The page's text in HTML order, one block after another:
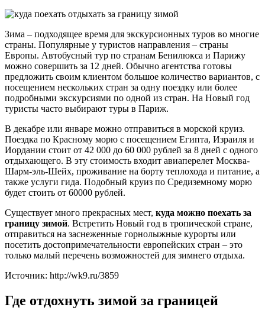
Зима – подходящее время для экскурсионных туров во многие
страны. Популярные у туристов направления – страны
Европы. Автобусный тур по странам Бенилюкса и Парижу
можно совершить за 12 дней. Обычно агентства готовы
предложить своим клиентом большое количество вариантов, с
посещением нескольких стран за одну поездку или более
подробными экскурсиями по одной из стран. На Новый год
туристы часто выбирают туры в Париж.
В декабре или январе можно отправиться в морской круиз.
Поездка по Красному морю с посещением Египта, Израиля и
Иордании стоит от 42 000 до 60 000 рублей за 8 дней с одного
отдыхающего. В эту стоимость входит авиаперелет Москва-
Шарм-эль-Шейх, проживание на борту теплохода и питание, а
также услуги гида. Подобный круиз по Средиземному морю
будет стоить от 60000 рублей.
Существует много прекрасных мест, куда можно поехать за
границу зимой. Встретить Новый год в тропической стране,
отправиться на заснеженные горнолыжные курорты или
посетить достопримечательности европейских стран – это
только малый перечень возможностей для зимнего отдыха.
Источник: http://wk9.ru/3859
Где отдохнуть зимой за границей